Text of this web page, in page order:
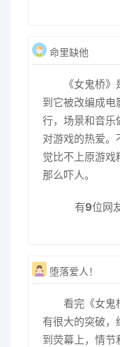
命里缺他
《女鬼桥
到它被改编成电
行，场景和音乐
对游戏的热爱
觉比不上原游戏
那么吓人。
有9位网
堕落爱人！
看完《女鬼
有很大的突破，
到荧幕上，情